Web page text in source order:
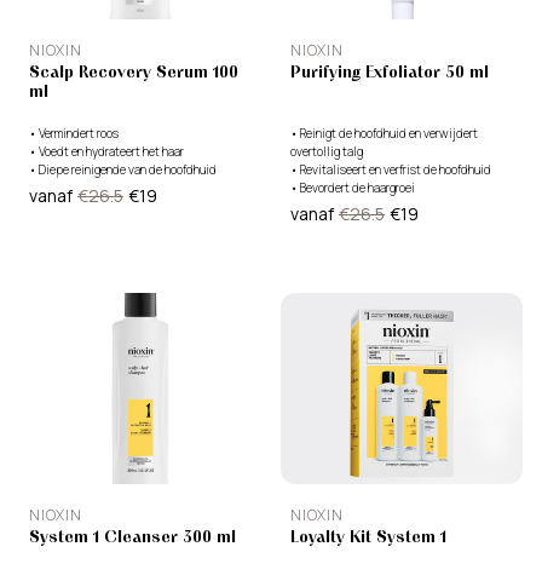
NIOXIN
Scalp Recovery Serum 100
ml
• Vermindert roos
• Voedt en hydrateert het haar
• Diepe reinigende van de hoofdhuid
vanaf €26.5 €19
NIOXIN
Purifying Exfoliator 50 ml
• Reinigt de hoofdhuid en verwijdert
overtollig talg
• Revitaliseert en verfrist de hoofdhuid
• Bevordert de haargroei
vanaf €26.5 €19
NIOXIN
System 1 Cleanser 300 ml
NIOXIN
Loyalty Kit System 1